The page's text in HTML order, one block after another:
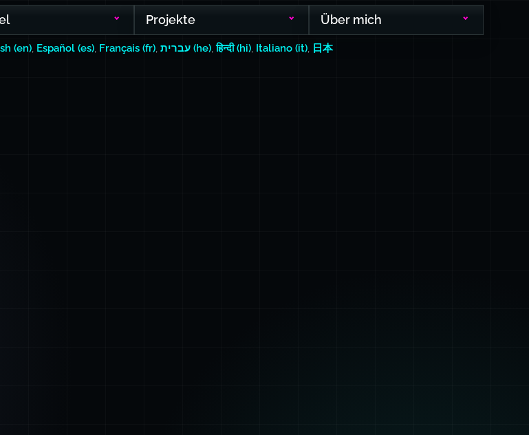
Projekte Über mich
(en) Español (es) Français (fr) עברית (he) ,हिन्दी (hi) Italiano (it)
日本